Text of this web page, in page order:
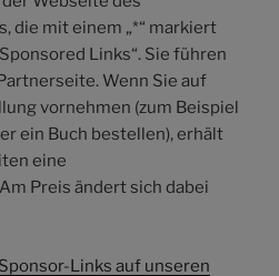
die mit einem „*“ markiert
Links“. Sie führen
Wenn Sie auf
vornehmen (zum Beispiel
ein Buch bestellen), erhält
eine
Preis ändert sich dabei
Links auf unseren